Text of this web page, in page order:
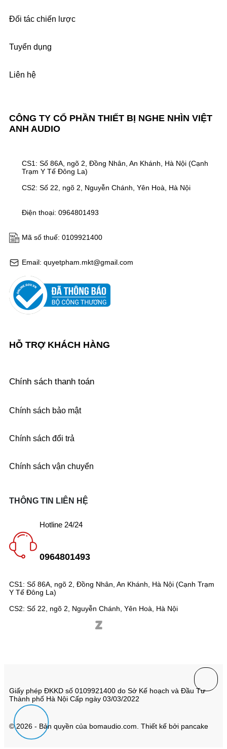
CÔNG TY CỔ PHẦN THIẾT BỊ NGHE NHÌN VIỆT
ANH AUDIO
Email: quyetpham.mkt@gmail.com
Mã số thuế: 0109921400
Điện thoại: 0964801493
CS1: Số 86A, ngõ 2, Đồng Nhân, An Khánh, Hà Nội (Cạnh
Trạm Y Tế Đông La)
CS2: Số 22, ngõ 2, Nguyễn Chánh, Yên Hoà, Hà Nội
Đối tác chiến lược
Tuyển dụng
Liên hệ
HỖ TRỢ KHÁCH HÀNG
Chính sách thanh toán
Chính sách bảo mật
Chính sách đổi trả
Chính sách vận chuyển
CS1: Số 86A, ngõ 2, Đồng Nhân, An Khánh, Hà Nội (Cạnh Trạm
Y Tế Đông La)
CS2: Số 22, ngõ 2, Nguyễn Chánh, Yên Hoà, Hà Nội
THÔNG TIN LIÊN HỆ
Hotline 24/24
0964801493
Giấy phép ĐKKD số 0109921400 do Sở Kế hoạch và Đầu Tư
Thành phố Hà Nội Cấp ngày 03/03/2022
© 2026 - Bản quyền của bomaudio.com. Thiết kế bởi pancake